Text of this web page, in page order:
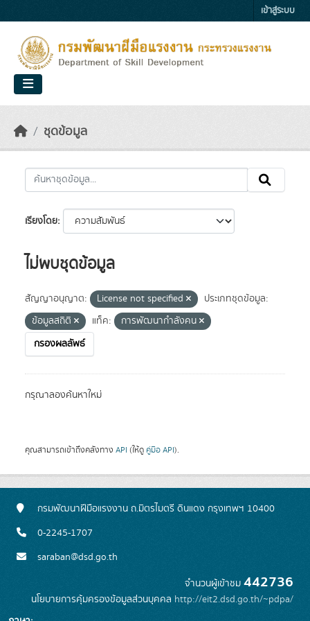
เข้าสู่ระบบ
ชุดข้อมูล
เรียงโดย
ไม่พบชุดข้อมูล
สัญญาอนุญาต: License not specified
ประเภทชุดข้อมูล:
ข้อมูลสถิติ
แท็ค:
การพัฒนากำลังคน
กรองผลลัพธ์
กรุณาลองค้นหาใหม่
คุณสามารถเข้าถึงคลังทาง API (ให้ดู คู่มือ API).
กรมพัฒนาฝีมือแรงงาน ถ.มิตรไมตรี ดินแดง กรุงเทพฯ 10400
0-2245-1707
saraban@dsd.go.th
จำนวนผู้เข้าชม 442736
นโยบายการคุ้มครองข้อมูลส่วนบุคคล http://eit2.dsd.go.th/~pdpa/